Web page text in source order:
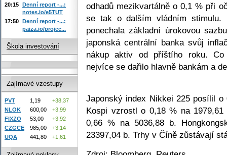
odhadů mezikvartálně o 0,1 % při
se tak o dalším vládním stimulu.
ponechala základní úrokovou
japonská centrální banka svůj
nákup aktiv od příštího roku. Co
nejvíce se dařilo hlavně bankám a
Japonský index Nikkei 225 posílil
Kospi vzrostl o 0,18 % na
0,66 % na 5036,88 b.
23397,04 b. Trhy v Číně zůstávají
20:15 Denní report -...:
notes.io/e5TUT
17:50 Denní report -...:
paiza.io/projec...
Škola investování
Zajímavé vzestupy
PVT 1,19
+38,37
NLOK
600,00
+3,99
FIXZO
53,00
+3,92
CZGCE
985,00
+3,14
UQA
441,80 +1,61